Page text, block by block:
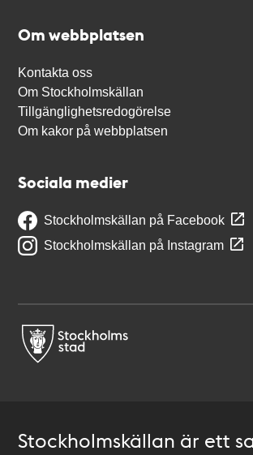
Om webbplatsen
Kontakta oss
Om Stockholmskällan
Tillgänglighetsredogörelse
Om kakor på webbplatsen
Sociala medier
Stockholmskällan på Facebook
Stockholmskällan på Instagram
Stockholmskällan är ett